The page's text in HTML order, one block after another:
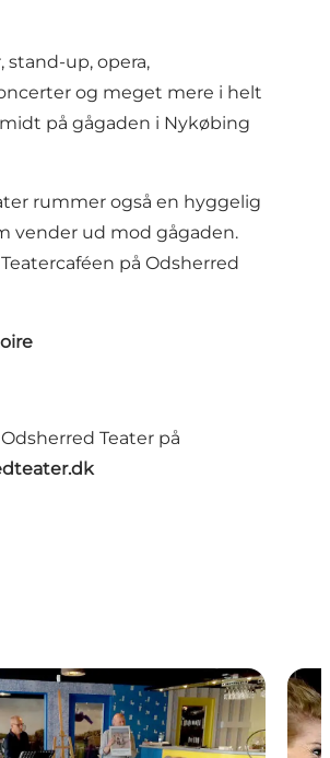
stand-up, opera,
og meget mere i helt
på gågaden i Nykøbing
rummer også en hyggelig
vender ud mod gågaden.
på Odsherred
Teater på